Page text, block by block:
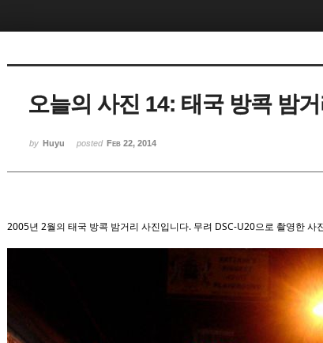
오늘의 사진 14: 태국 방콕 밤
by Huyu posted Feb 22, 2014
2005년 2월의 태국 방콕 밤거리 사진입니다. 무려 DSC-U20으로 촬영한 사
5
5
5
5